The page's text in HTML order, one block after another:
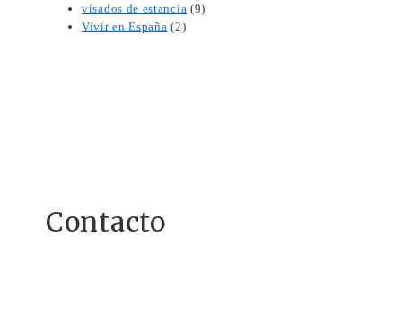
visados de estancia (9)
Vivir en España (2)
Contacto